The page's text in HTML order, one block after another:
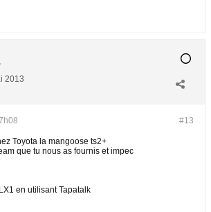
2013
#13
Toyota la mangoose ts2+
que tu nous as fournis et impec
en utilisant Tapatalk